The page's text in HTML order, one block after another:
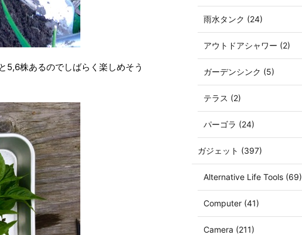
5,6株あるのでしばらく楽しめそう
雨水タンク (24)
アウトドアシャワー (2)
ガーデンシンク (5)
テラス (2)
パーゴラ (24)
ガジェット (397)
Alternative Life Tools (69)
Computer (41)
Camera (211)